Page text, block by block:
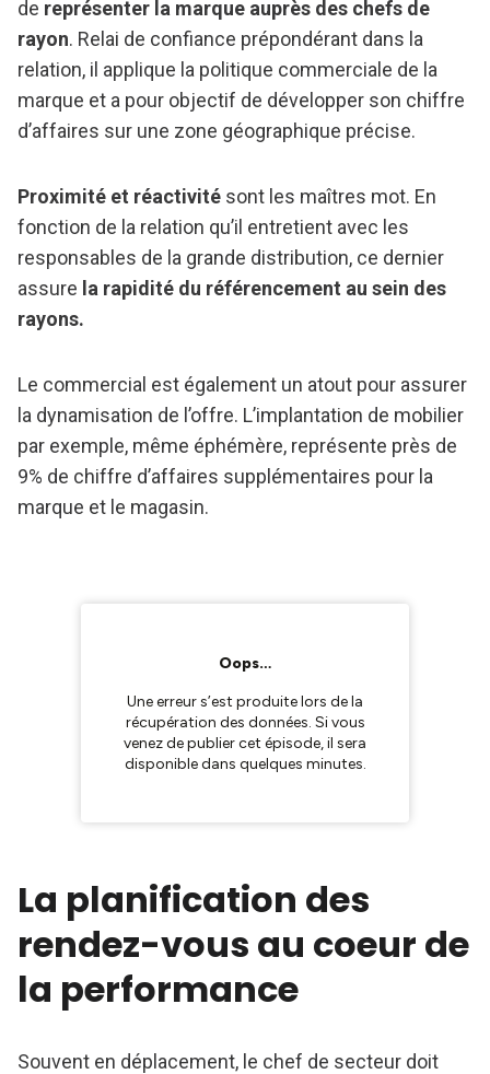
de représenter la marque auprès des chefs de
rayon. Relai de confiance prépondérant dans la
relation, il applique la politique commerciale de la
marque et a pour objectif de développer son chiffre
d’affaires sur une zone géographique précise.
Proximité et réactivité sont les maîtres mot. En
fonction de la relation qu’il entretient avec les
responsables de la grande distribution, ce dernier
assure la rapidité du référencement au sein des
rayons.
Le commercial est également un atout pour assurer
la dynamisation de l’offre. L’implantation de mobilier
par exemple, même éphémère, représente près de
9% de chiffre d’affaires supplémentaires pour la
marque et le magasin.
La planification des
rendez-vous au coeur de
la performance
Souvent en déplacement, le chef de secteur doit